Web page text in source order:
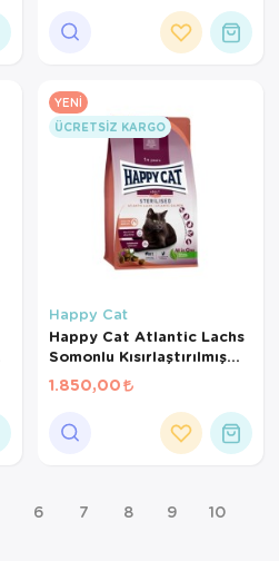
YENI
ÜCRETSIZ KARGO
Happy Cat
Happy Cat Atlantic Lachs
Somonlu Kısırlaştırılmış
Kedi Maması 4kg
1.850,00
6 7 8 9 10